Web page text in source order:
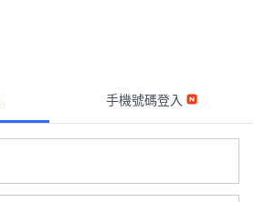
手機號碼登入